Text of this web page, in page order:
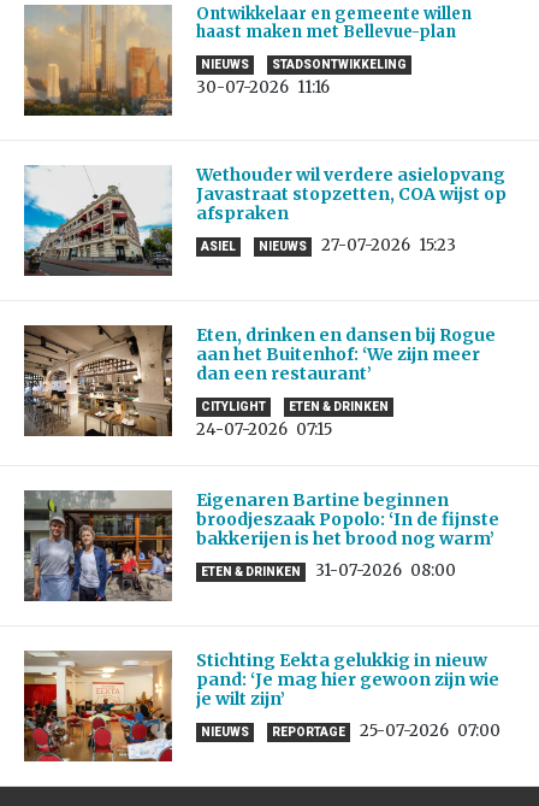
Ontwikkelaar en gemeente willen
haast maken met Bellevue-plan
NIEUWS STADSONTWIKKELING
30-07-2026 11:16
Wethouder wil verdere asielopvang
Javastraat stopzetten, COA wijst op
afspraken
ASIEL NIEUWS 27-07-2026 15:23
Eten, drinken en dansen bij Rogue
aan het Buitenhof: ‘We zijn meer
dan een restaurant’
CITYLIGHT ETEN & DRINKEN
24-07-2026 07:15
Eigenaren Bartine beginnen
broodjeszaak Popolo: ‘In de fijnste
bakkerijen is het brood nog warm’
ETEN & DRINKEN 31-07-2026 08:00
Stichting Eekta gelukkig in nieuw
pand: ‘Je mag hier gewoon zijn wie
je wilt zijn’
NIEUWS REPORTAGE 25-07-2026 07:00